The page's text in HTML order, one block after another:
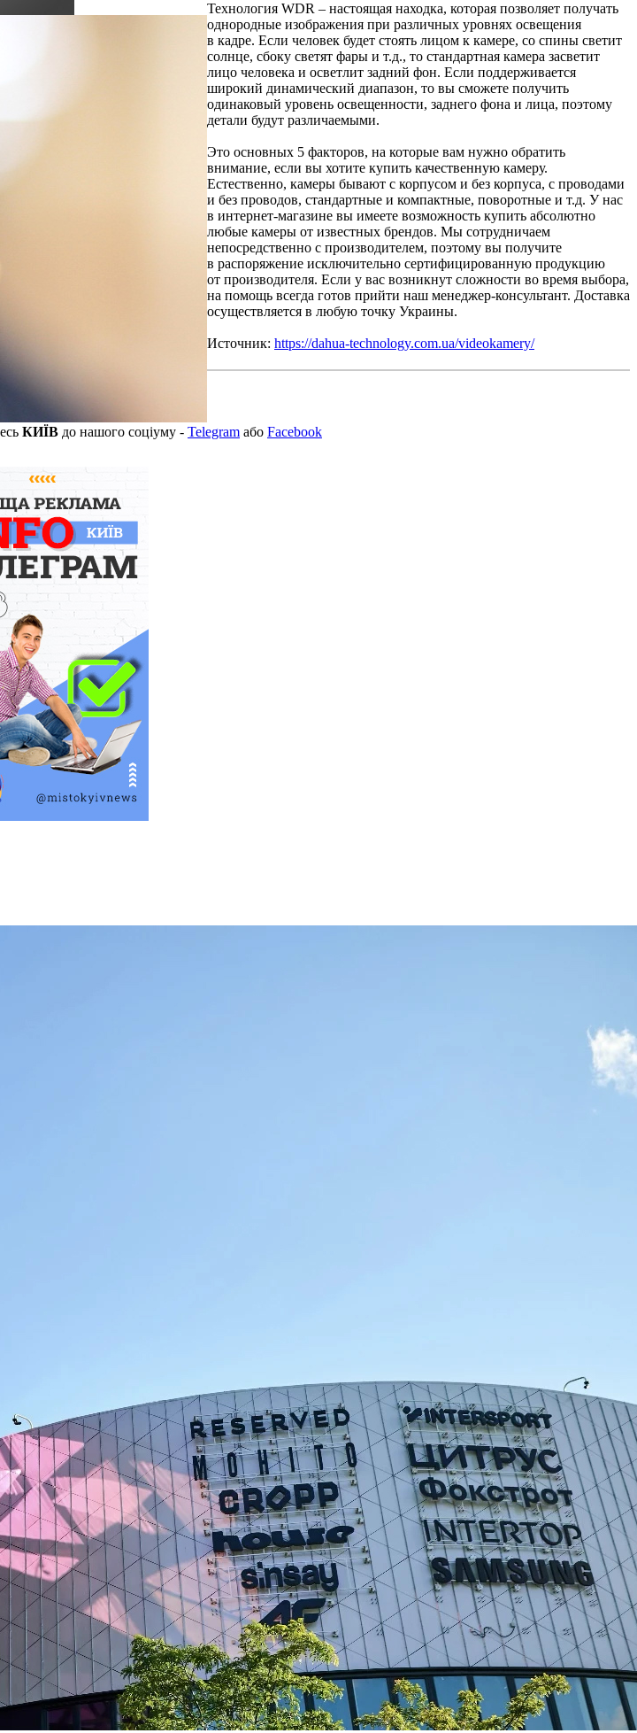
Технология WDR – настоящая находка, которая позволяет получать
однородные изображения при различных уровнях освещения
в кадре. Если человек будет стоять лицом к камере, со спины светит
солнце, сбоку светят фары и т.д., то стандартная камера засветит
лицо человека и осветлит задний фон. Если поддерживается
широкий динамический диапазон, то вы сможете получить
одинаковый уровень освещенности, заднего фона и лица, поэтому
детали будут различаемыми.
Это основных 5 факторов, на которые вам нужно обратить
внимание, если вы хотите купить качественную камеру.
Естественно, камеры бывают с корпусом и без корпуса, с проводами
и без проводов, стандартные и компактные, поворотные и т.д. У нас
в интернет-магазине вы имеете возможность купить абсолютно
любые камеры от известных брендов. Мы сотрудничаем
непосредственно с производителем, поэтому вы получите
в распоряжение исключительно сертифицированную продукцию
от производителя. Если у вас возникнут сложности во время выбора,
на помощь всегда готов прийти наш менеджер-консультант. Доставка
осуществляется в любую точку Украины.
Источник: https://dahua-technology.com.ua/videokamery/
КИЇВ до нашого соціуму - Telegram або Facebook